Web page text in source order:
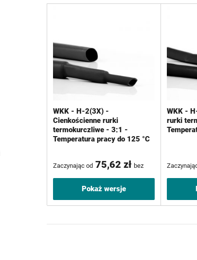
WKK - H-2(3X) -
Cienkościenne rurki
termokurczliwe - 3:1 -
Temperatura pracy do 125 °C
Zaczynając od 75,62 zł bez
Pokaż wersje
WKK -
rurki